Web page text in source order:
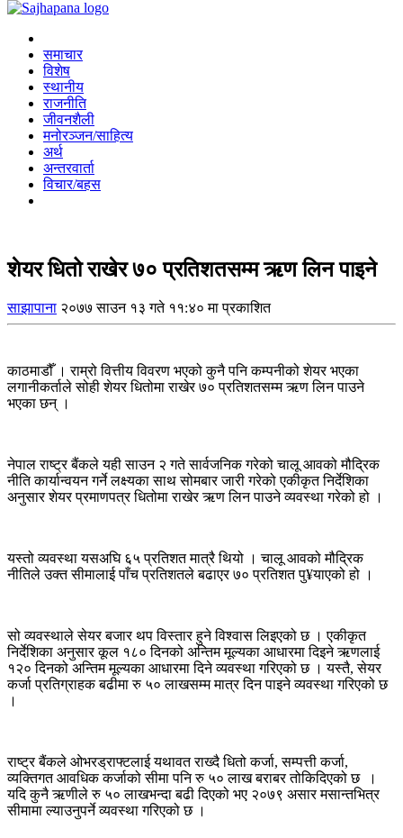
समाचार
विशेष
स्थानीय
राजनीति
जीवनशैली
मनोरञ्जन/साहित्य
अर्थ
अन्तरवार्ता
विचार/बहस
शेयर धितो राखेर ७० प्रतिशतसम्म ऋण लिन पाइने
साझापाना २०७७ साउन १३ गते ११:४० मा प्रकाशित
काठमाडौँ । राम्रो वित्तीय विवरण भएको कुनै पनि कम्पनीको शेयर भएका
लगानीकर्ताले सोही शेयर धितोमा राखेर ७० प्रतिशतसम्म ऋण लिन पाउने
भएका छन् ।
नेपाल राष्ट्र बैंकले यही साउन २ गते सार्वजनिक गरेको चालू आवको मौद्रिक
नीति कार्यान्वयन गर्ने लक्ष्यका साथ सोमबार जारी गरेको एकीकृत निर्देशिका
अनुसार शेयर प्रमाणपत्र धितोमा राखेर ऋण लिन पाउने व्यवस्था गरेको हो ।
यस्तो व्यवस्था यसअघि ६५ प्रतिशत मात्रै थियो । चालू आवको मौद्रिक
नीतिले उक्त सीमालाई पाँच प्रतिशतले बढाएर ७० प्रतिशत पु¥याएको हो ।
सो व्यवस्थाले सेयर बजार थप विस्तार हुने विश्वास लिइएको छ । एकीकृत
निर्देशिका अनुसार कूल १८० दिनको अन्तिम मूल्यका आधारमा दिइने ऋणलाई
१२० दिनको अन्तिम मूल्यका आधारमा दिने व्यवस्था गरिएको छ । यस्तै, सेयर
कर्जा प्रतिग्राहक बढीमा रु ५० लाखसम्म मात्र दिन पाइने व्यवस्था गरिएको छ
।
राष्ट्र बैंकले ओभरड्राफ्टलाई यथावत राख्दै धितो कर्जा, सम्पत्ती कर्जा,
व्यक्तिगत आवधिक कर्जाको सीमा पनि रु ५० लाख बराबर तोकिदिएको छ ।
यदि कुनै ऋणीले रु ५० लाखभन्दा बढी दिएको भए २०७९ असार मसान्तभित्र
सीमामा ल्याउनुपर्ने व्यवस्था गरिएको छ ।